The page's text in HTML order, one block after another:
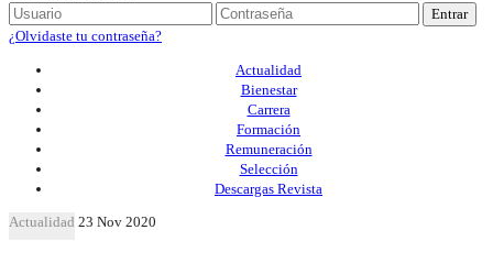
Entrar
¿Olvidaste tu contraseña?
Actualidad
Bienestar
Carrera
Formación
Remuneración
Selección
Descargas Revista
Actualidad 23 Nov 2020